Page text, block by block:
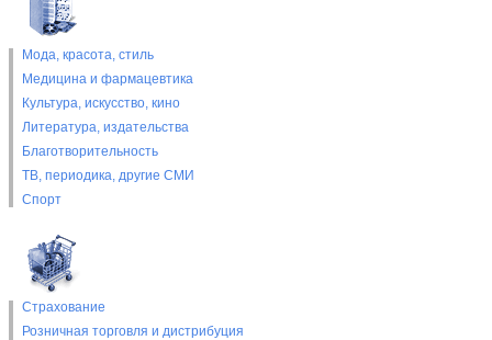
Мода, красота, стиль
Медицина и фармацевтика
Культура, искусство, кино
Литература, издательства
Благотворительность
ТВ, периодика, другие СМИ
Спорт
Страхование
Розничная торговля и дистрибуция